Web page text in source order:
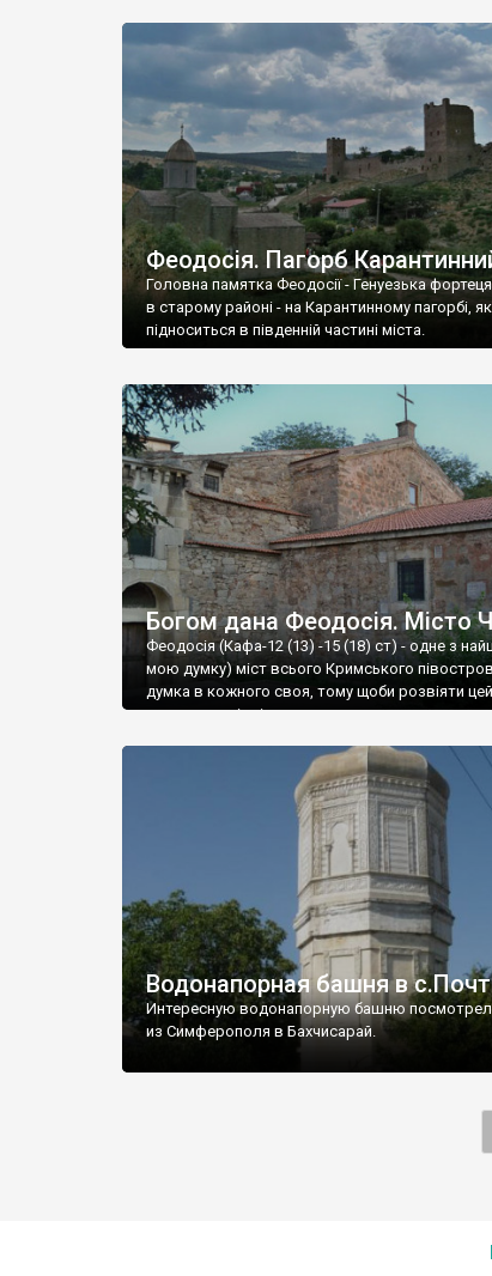
Феодосія. Пагорб
Головна памятка Феодосії - Генуезька
в старому районі - на Карантинному пагорбі,
підноситься в південній частині міста.
Богом дана Феодосія. Місто
Феодосія (Кафа-12 (13) -15 (18) ст) - одне з
мою думку) міст всього Кримського
думка в кожного своя, тому щоби розвіяти цей
запрошую відвідати це
Водонапорная башня в
Интересную водонапорную башню
из Симферополя в Бахчисарай.